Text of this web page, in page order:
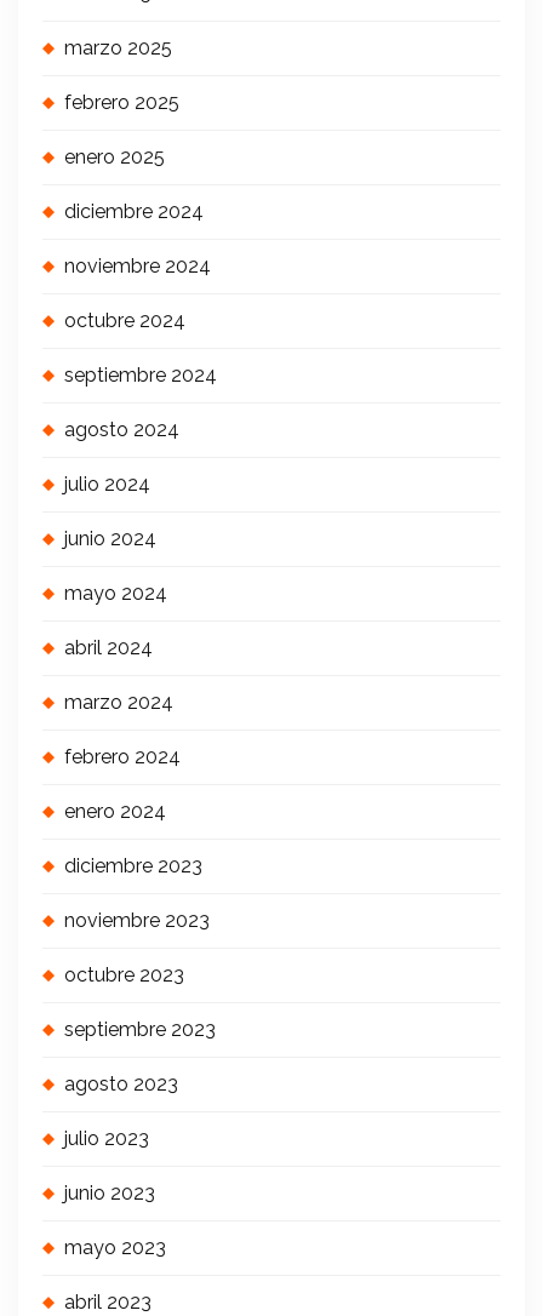
marzo 2025
febrero 2025
enero 2025
diciembre 2024
noviembre 2024
octubre 2024
septiembre 2024
agosto 2024
julio 2024
junio 2024
mayo 2024
abril 2024
marzo 2024
febrero 2024
enero 2024
diciembre 2023
noviembre 2023
octubre 2023
septiembre 2023
agosto 2023
julio 2023
junio 2023
mayo 2023
abril 2023